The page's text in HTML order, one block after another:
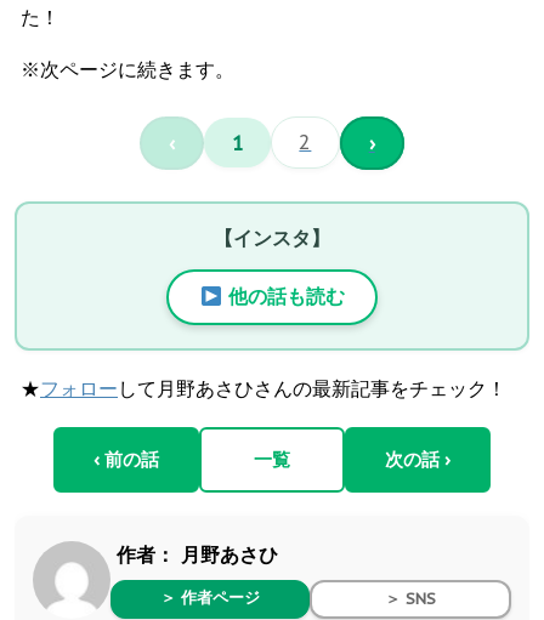
た！
※次ページに続きます。
‹ 1 2 ›
【インスタ】
他の話も読む
★フォロー して月野あさひさんの最新記事をチェック！
‹ 前の話 一覧 次の話 ›
作者： 月野あさひ
＞ 作者ページ ＞ SNS